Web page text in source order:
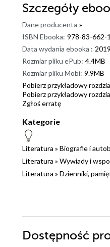
Szczegóły
Dane producenta »
ISBN Ebooka: 978-83-662-
Data wydania ebooka :
Rozmiar pliku ePub: 4.4MB
Rozmiar pliku Mobi: 9.9MB
Pobierz przykładowy
Pobierz przykładowy
Zgłoś erratę
Kategorie
Literatura » Biografie i
Literatura » Wywiady i
Literatura » Dzienniki,
Dostępność